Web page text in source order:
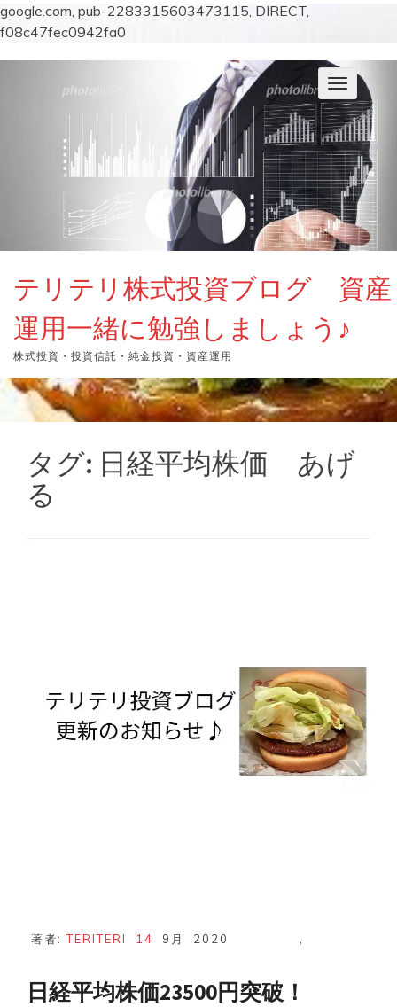
google.com, pub-2283315603473115, DIRECT,
f08c47fec0942fa0
ナ
ビ
ゲ
ー
シ
ョ
ン
を
切
り
替
テリテリ株式投資ブログ 資産
運用一緒に勉強しましょう♪
株式投資・投資信託・純金投資・資産運用
タグ: 日経平均株価 あげ
る
著者:TERITERI 14 9月 2020
日経平均株価23500円突破！